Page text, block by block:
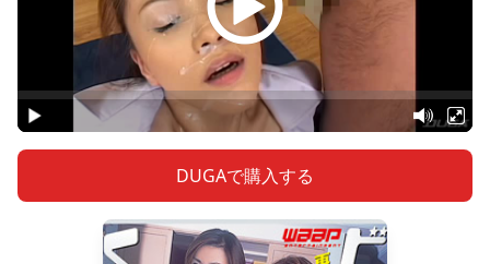
DUGAで購入する